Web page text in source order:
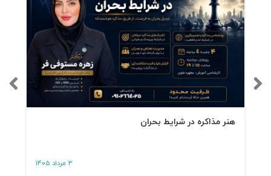
هنر مذاکره در شرایط بحران
3 مرداد 1405